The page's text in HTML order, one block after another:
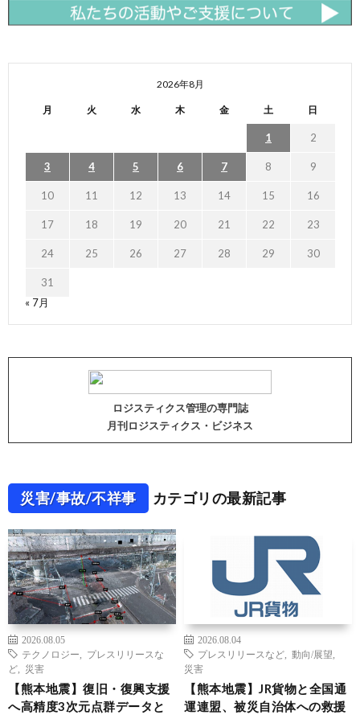
2026年8月
月 火 水 木 金 土 日
1 2
3 4 5 6 7 8 9
10 11 12 13 14 15 16
17 18 19 20 21 22 23
24 25 26 27 28 29 30
31
« 7月
ロジスティクス管理の専門誌
月刊ロジスティクス・ビジネス
災害/事故/不祥事 カテゴリの最新記事
2026.08.05
テクノロジー
プレスリリースな
ど
災害
【熊本地震】復旧・復興支援
へ高精度3次元点群データと
2026.08.04
プレスリリースなど
動向/展望
災害
【熊本地震】JR貨物と全国通
運連盟、被災自治体への救援